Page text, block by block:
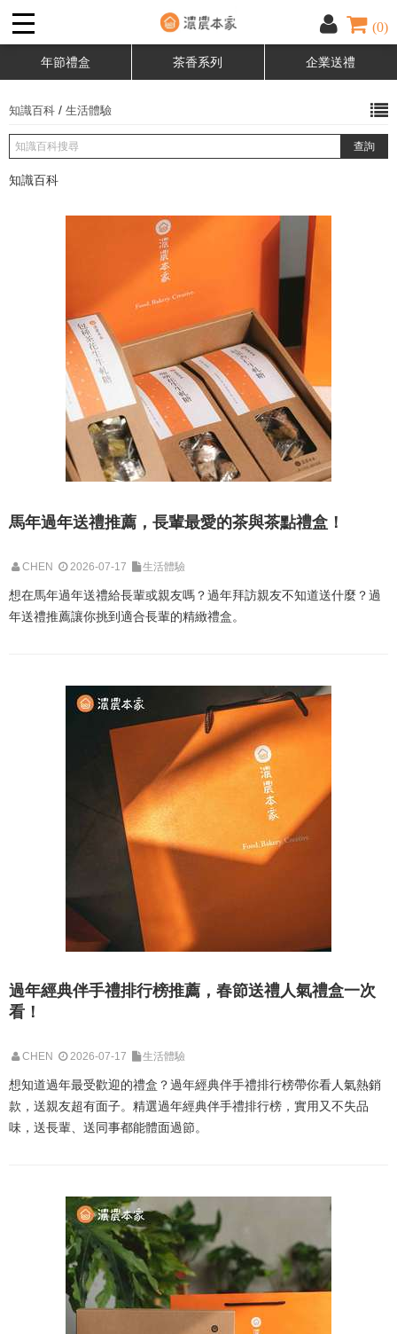
(0)
年節禮盒 茶香系列 企業送禮
知識百科 / 生活體驗
知識百科
馬年過年送禮推薦，長輩最愛的茶與茶點禮盒！
CHEN 2026-07-17 生活體驗
想在馬年過年送禮給長輩或親友嗎？過年拜訪親友不知道送什麼？過
年送禮推薦讓你挑到適合長輩的精緻禮盒。
過年經典伴手禮排行榜推薦，春節送禮人氣禮盒一次
看！
CHEN 2026-07-17 生活體驗
想知道過年最受歡迎的禮盒？過年經典伴手禮排行榜帶你看人氣熱銷
款，送親友超有面子。精選過年經典伴手禮排行榜，實用又不失品
味，送長輩、送同事都能體面過節。